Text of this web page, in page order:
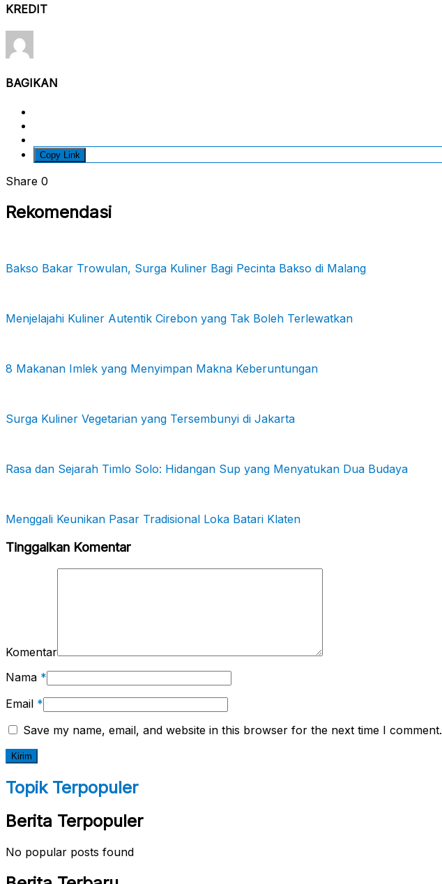
KREDIT
BAGIKAN
Copy Link
Share 0
Rekomendasi
Bakso Bakar Trowulan, Surga Kuliner Bagi Pecinta Bakso di Malang
Menjelajahi Kuliner Autentik Cirebon yang Tak Boleh Terlewatkan
8 Makanan Imlek yang Menyimpan Makna Keberuntungan
Surga Kuliner Vegetarian yang Tersembunyi di Jakarta
Rasa dan Sejarah Timlo Solo: Hidangan Sup yang Menyatukan Dua Budaya
Menggali Keunikan Pasar Tradisional Loka Batari Klaten
Tinggalkan Komentar
Komentar
Nama *
Email *
Save my name, email, and website in this browser for the next time I comment.
Topik Terpopuler
Berita Terpopuler
No popular posts found